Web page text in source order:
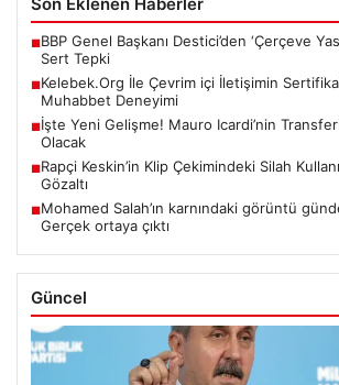
■BBP Genel Başkanı Destici’den ‘Çerçeve
Sert Tepki
■Kelebek.Org İle Çevrim içi İletişimin
Muhabbet Deneyimi
■İşte Yeni Gelişme! Mauro Icardi’nin
Olacak
■Rapçi Keskin’in Klip Çekimindeki Silah
Gözaltı
■Mohamed Salah’ın karnındaki görüntü
Gerçek ortaya çıktı
Güncel